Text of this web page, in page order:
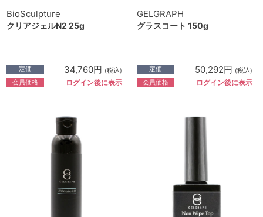
BioSculpture
クリアジェルN2 25g
定価 34,760円 (税込)
会員価格 ログイン後に表示
GELGRAPH
グラスコート 150g
定価 50,292円 (税込)
会員価格 ログイン後に表示